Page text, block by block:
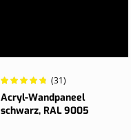
Wertung:
98.75%
(31)
Acryl-Wandpaneel
schwarz, RAL 9005